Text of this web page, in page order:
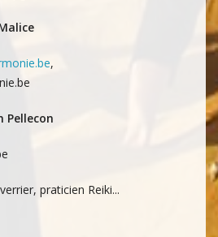
,
Pellecon
praticien Reiki...